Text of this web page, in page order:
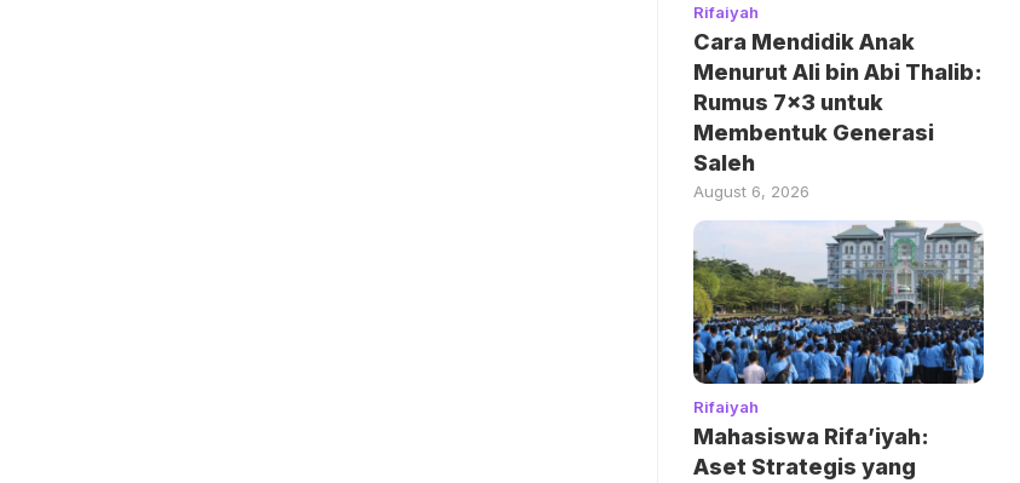
Rifaiyah
Cara Mendidik Anak
Menurut Ali bin Abi Thalib:
Rumus 7×3 untuk
Membentuk Generasi
Saleh
August 6, 2026
Rifaiyah
Mahasiswa Rifa’iyah:
Aset Strategis yang